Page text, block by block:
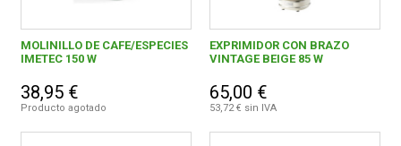
MOLINILLO DE CAFE/ESPECIES
IMETEC 150 W
38,95 €
Producto agotado
EXPRIMIDOR CON BRAZO
VINTAGE BEIGE 85 W
65,00 €
53,72 € sin IVA